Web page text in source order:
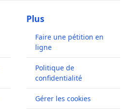
Plus
Faire une pétition en
ligne
Politique de
confidentialité
Gérer les cookies